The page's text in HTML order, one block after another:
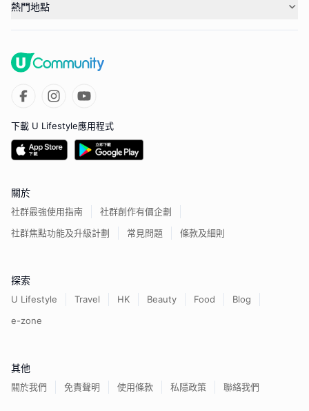
熱門地點
下載 U Lifestyle應用程式
關於
社群最強使用指南
社群創作有價企劃
社群焦點功能及升級計劃
常見問題 條款及細則
探索
U Lifestyle Travel HK Beauty Food
Blog
e-zone
其他
關於我們 免責聲明 使用條款 私隱政策 聯絡我們